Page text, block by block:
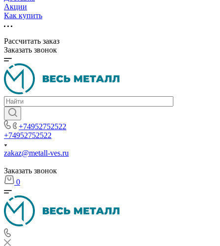
Акции
Как купить
Рассчитать заказ
Заказать звонок
+74952752522
+74952752522
zakaz@metall-ves.ru
Заказать звонок
0